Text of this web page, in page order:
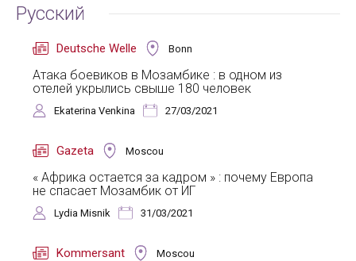
Русский
Deutsche Welle Bonn
Атака боевиков в Мозамбике : в одном из
отелей укрылись свыше 180 человек
Ekaterina Venkina 27/03/2021
Gazeta Moscou
« Африка остается за кадром » : почему Европа
не спасает Мозамбик от ИГ
Lydia Misnik 31/03/2021
Kommersant Moscou